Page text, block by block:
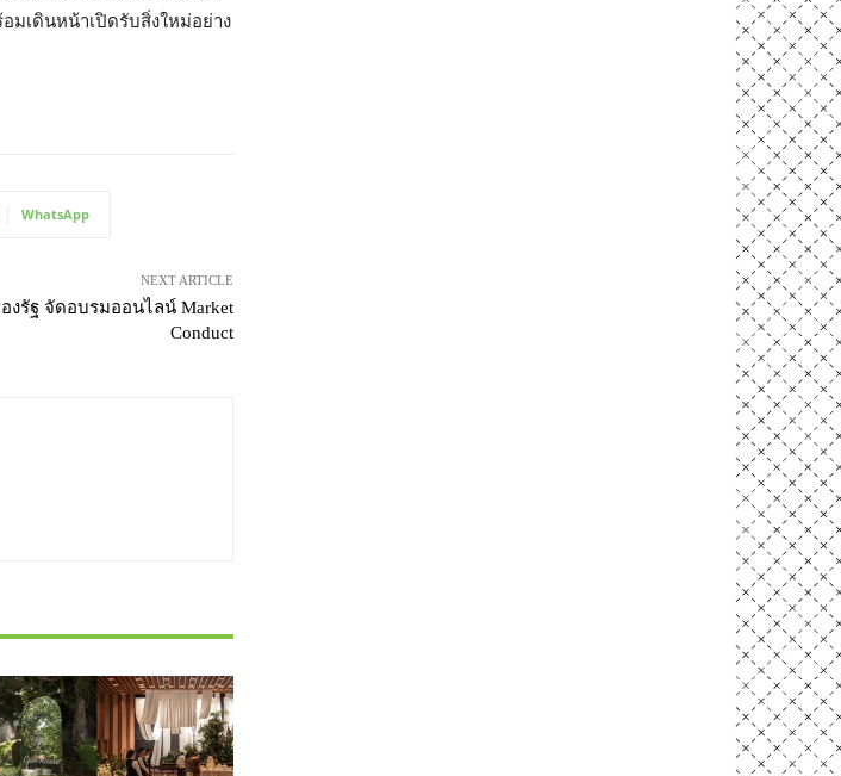
มเดินหน้าเปิดรับสิ่งใหม่อย่าง
WhatsApp
NEXT ARTICLE
งรัฐ จัดอบรมออนไลน์ Market
Conduct